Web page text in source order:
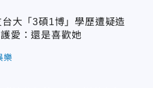
大「3碩1博」學歷遭疑造
愛：還是喜歡她
樂